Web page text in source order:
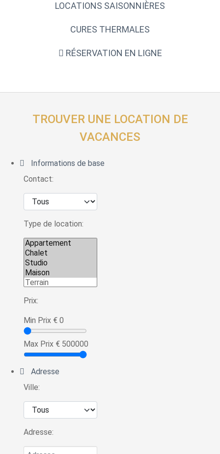
LOCATIONS SAISONNIÈRES
CURES THERMALES
RÉSERVATION EN LIGNE
TROUVER UNE LOCATION DE
VACANCES
Informations de base
Contact:
Type de location:
Prix:
Min Prix € 0
Max Prix € 500000
Adresse
Ville:
Adresse: